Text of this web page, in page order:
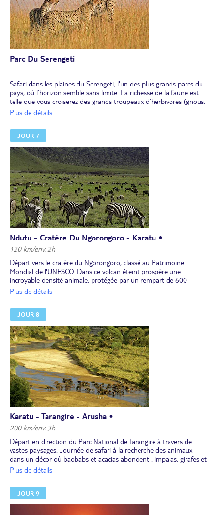
Parc Du Serengeti
Safari dans les plaines du Serengeti, l'un des plus grands parcs du
pays, où l’horizon semble sans limite. La richesse de la faune est
telle que vous croiserez des grands troupeaux d’herbivores (gnous,
zèbres, antilopes, impalas, etc.) et observerez de nombreux
grands oiseaux et rapaces (serpentaires, grues cendrées).
Déjeuner pique-nique au cours du safari.
Nouveau safari en fin d’après-midi, moment de prédilection des
grands fauves (lions, guépards, léopards) et des hyènes pour
parcourir ces vastes paysages et se poster sur les hauteurs à la
recherche de leurs futures proies. Dîner et nuit dans la région de
Ndutu( tente safari).
Plus de détails
JOUR 7
Ndutu - Cratère Du Ngorongoro - Karatu •
120 km/env. 2h
Départ vers le cratère du Ngorongoro, classé au Patrimoine
Mondial de l'UNESCO. Dans ce volcan éteint prospère une
incroyable densité animale, protégée par un rempart de 600
mètres de haut. Lors de la descente, vous serez émerveillés par le
caldeira se comptent par milliers, y compris de rares rhinocéros.
Déjeuner pique-nique au cœur du cratère.
Plus de 500 espèces d'oiseaux, résidents et migrateurs, sont
observés dans le cratère. Le lac Magadi, aux eaux saumâtres, est
souvent fréquenté par les flamants roses. Les hippopotames se
prélassent dans les étangs d'eau douce alors que les buffles se
prennent des bains de boue.
En fin d’après-midi, départ vers votre hébergement. Installation au
lodge.
Dîner et nuit.
Plus de détails
JOUR 8
Karatu - Tarangire - Arusha •
200 km/env. 3h
Départ en direction du Parc National de Tarangire à travers de
vastes paysages. Journée de safari à la recherche des animaux
dans un décor où baobabs et acacias abondent : impalas, girafes et
éléphants sont ici particulièrement nombreux et le parc abrite
les koudous ou les oryx beïsa. Le Parc National de Tarangire
possède la plus forte concentration de baobabs au monde qui
ponctuent le paysage. Les éléphants, très nombreux, entaillent
Plus de détails
JOUR 9